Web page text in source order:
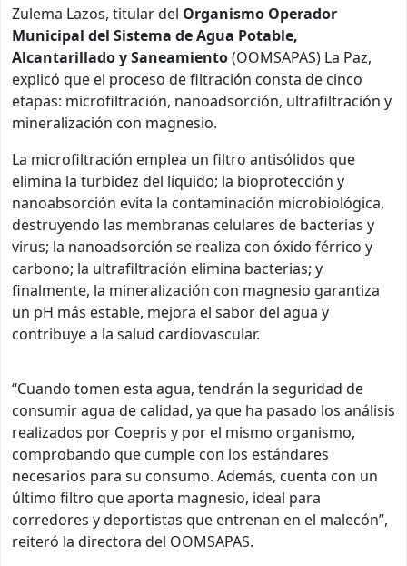
Zulema Lazos, titular del Organismo Operador
Municipal del Sistema de Agua Potable,
Alcantarillado y Saneamiento(OOMSAPAS) La Paz,
explicó que el proceso de filtración consta de cinco
etapas: microfiltración, nanoadsorción, ultrafiltración y
mineralización con magnesio.
La microfiltración emplea un filtro antisólidos que
elimina la turbidez del líquido; la bioprotección y
nanoabsorción evita la contaminación microbiológica,
destruyendo las membranas celulares de bacterias y
virus; la nanoadsorción se realiza con óxido férrico y
carbono; la ultrafiltración elimina bacterias; y
finalmente, la mineralización con magnesio garantiza
un pH más estable, mejora el sabor del agua y
contribuye a la salud cardiovascular.
“Cuando tomen esta agua, tendrán la seguridad de
consumir agua de calidad, ya que ha pasado los análisis
realizados por Coepris y por el mismo organismo,
comprobando que cumple con los estándares
necesarios para su consumo. Además, cuenta con un
último filtro que aporta magnesio, ideal para
corredores y deportistas que entrenan en el malecón”,
reiteró la directora del OOMSAPAS.